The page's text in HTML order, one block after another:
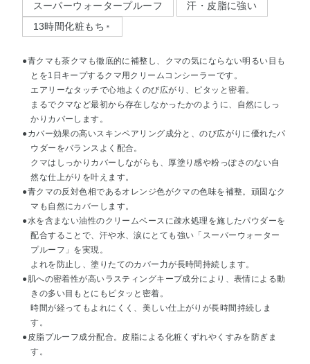
スーパーウォータープルーフ
汗・皮脂に強い
13時間化粧もち ＊
●青クマも茶クマも徹底的に補整し、クマの気にならない明るい目も
とを1日キープするクマ用クリームコンシーラーです。
エアリーなタッチで心地よくのび広がり、ピタッと密着。
まるでクマなど最初から存在しなかったかのように、自然にしっ
かりカバーします。
●カバー効果の高いスキンペアリング成分と、のび広がりに優れたパ
ウダーをバランスよく配合。
クマはしっかりカバーしながらも、厚塗り感や粉っぽさのない自
然な仕上がりを叶えます。
●青クマの反対色相であるオレンジ色がクマの色味を補整。頑固なク
マも自然にカバーします。
●水を含まない油性のクリームベースに疎水処理を施したパウダーを
配合することで、汗や水、涙にとても強い「スーパーウォーター
プルーフ」を実現。
よれを防止し、塗りたてのカバー力が長時間持続します。
●肌への密着性が高いラスティングキープ成分により、表情による動
きの多い目もとにもピタッと密着。
時間が経ってもよれにくく、美しい仕上がりが長時間持続しま
す。
●皮脂プルーフ成分配合。皮脂による化粧くずれやくすみを防ぎま
す。